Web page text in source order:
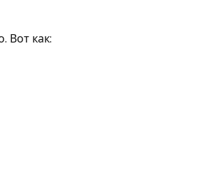
Вот как: